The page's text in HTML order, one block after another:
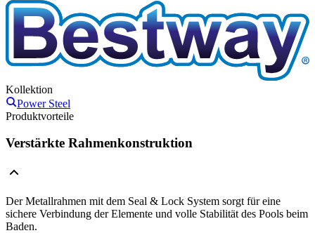
Kollektion
Power Steel
Produktvorteile
Verstärkte Rahmenkonstruktion
Der Metallrahmen mit dem Seal & Lock System sorgt für eine
sichere Verbindung der Elemente und volle Stabilität des Pools beim
Baden.